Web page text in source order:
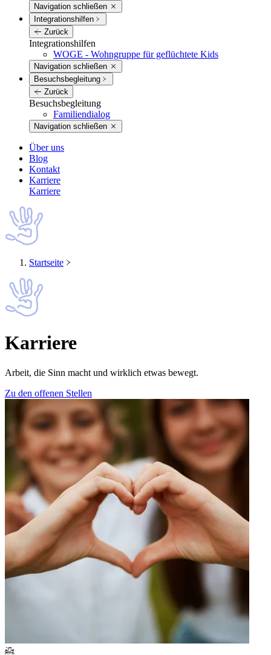
Navigation schließen
Integrations­hilfen
Zurück
Integrations­hilfen
WOGE - Wohngruppe für geflüchtete Kids
Navigation schließen
Besuchs­begleitung
Zurück
Besuchs­begleitung
Familiendialog
Navigation schließen
Über uns
Blog
Kontakt
Karriere
Karriere
Startseite
Karriere
Arbeit, die Sinn macht und wirklich etwas bewegt.
Zu den offenen Stellen